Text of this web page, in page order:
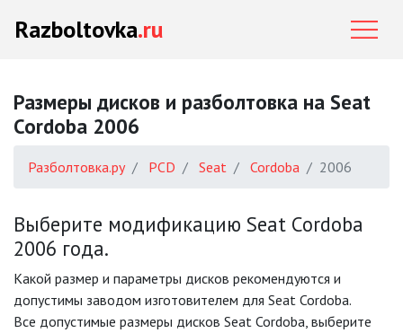
Razboltovka.ru
Размеры дисков и разболтовка на Seat
Cordoba 2006
Разболтовка.ру PCD Seat Cordoba 2006
Выберите модификацию Seat Cordoba
2006 года.
Какой размер и параметры дисков рекомендуются и
допустимы заводом изготовителем для Seat Cordoba.
Все допустимые размеры дисков Seat Cordoba, выберите